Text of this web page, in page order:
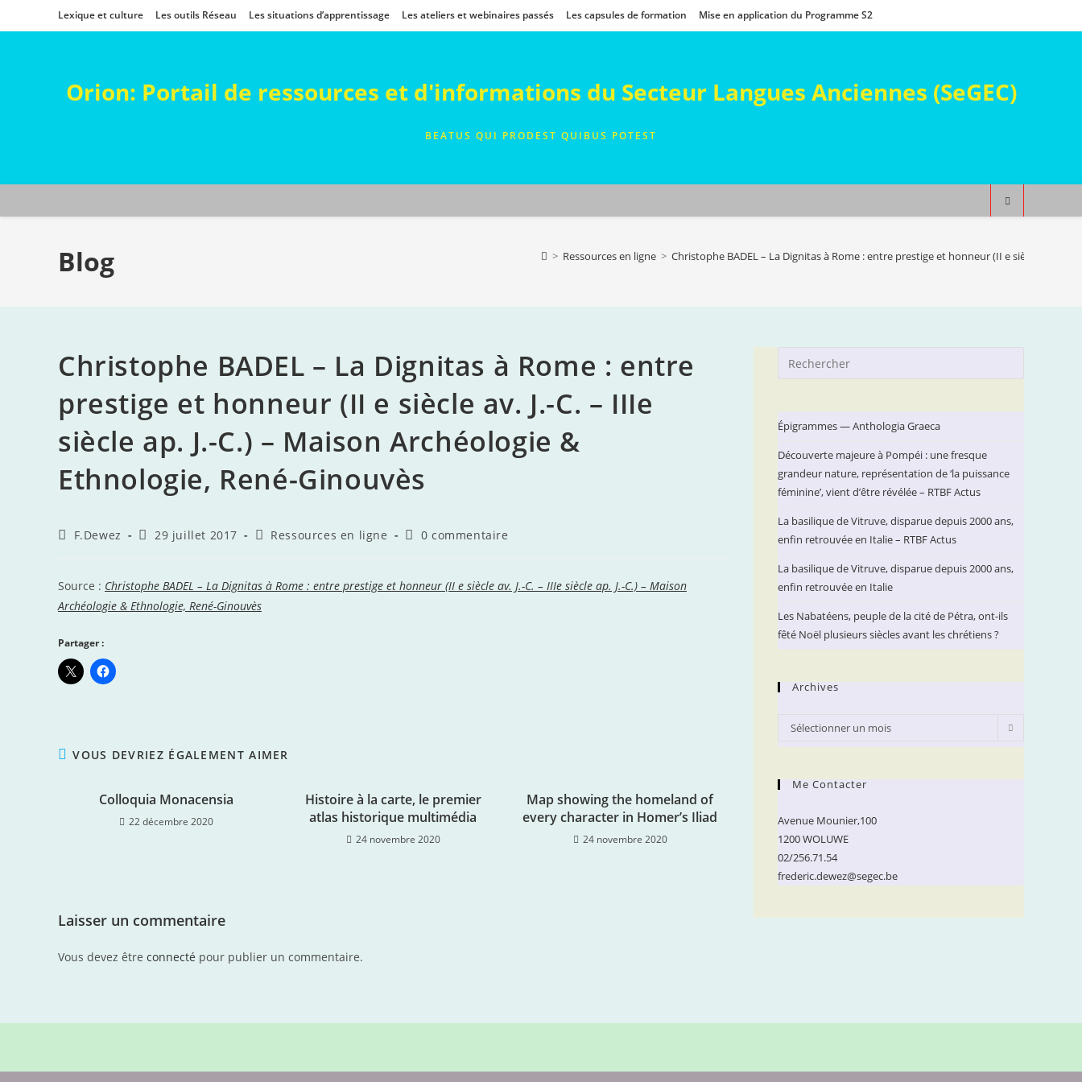
to
Lexique et culture Les outils Réseau Les situations d’apprentissage Les ateliers et webinaires passés Les capsules de formation Mise en application du Programme S2
Orion: Portail de ressources et d'informations du Secteur Langues Anciennes (SeGEC)
BEATUS QUI PRODEST QUIBUS POTEST
Blog > Ressources en ligne > Christophe BADEL – La Dignitas à Rome : entre prestige et honneur (II e siècle av. J.-
Christophe BADEL – La Dignitas à Rome : entre
prestige et honneur (II e siècle av. J.-C. – IIIe
siècle ap. J.-C.) – Maison Archéologie &
Ethnologie, René-Ginouvès
Auteur/autrice
publication :
F.Dewez
Publication
29 juillet 2017
PostRessources en ligne
Commentaires
publication :
0 commentaire
Source : Christophe BADEL – La Dignitas à Rome : entre prestige et honneur (II e siècle av. J.-C. – IIIe siècle ap. J.-C.) – Maison
Archéologie & Ethnologie, René-Ginouvès
Partager :
VOUS DEVRIEZ ÉGALEMENT AIMER
Colloquia Monacensia
22 décembre 2020
Histoire à la carte, le premier
atlas historique multimédia
24 novembre 2020
Map showing the homeland of
every character in Homer’s Iliad
24 novembre 2020
Laisser un commentaire
Vous devez être connecté pour publier un commentaire.
Escape
close
Épigrammes — Anthologia Graeca
Découverte majeure à Pompéi : une fresque
grandeur nature, représentation de ‘la puissance
féminine’, vient d’être révélée – RTBF Actus
La basilique de Vitruve, disparue depuis 2000 ans,
enfin retrouvée en Italie – RTBF Actus
La basilique de Vitruve, disparue depuis 2000 ans,
enfin retrouvée en Italie
Les Nabatéens, peuple de la cité de Pétra, ont-ils
fêté Noël plusieurs siècles avant les chrétiens ?
Archives
Archives
Sélectionner un mois
Me Contacter
Avenue Mounier,100
1200 WOLUWE
02/256.71.54
frederic.dewez@segec.be